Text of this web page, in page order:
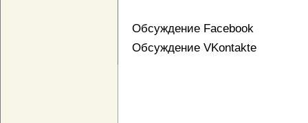
Обсуждение Facebook
Обсуждение VKontakte